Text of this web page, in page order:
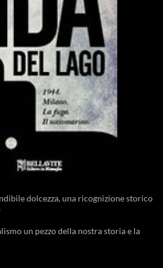
dolcezza, una ricognizione storico
un pezzo della nostra storia e la